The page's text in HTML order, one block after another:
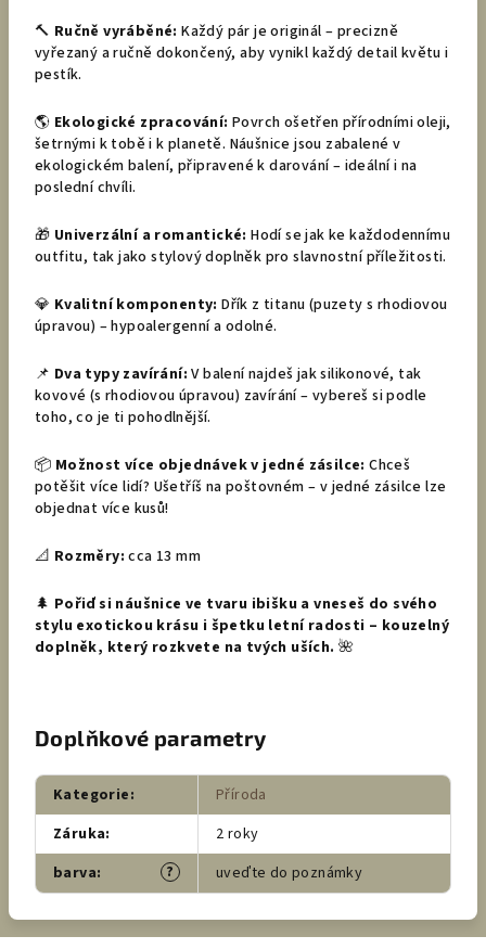
🔨 Ručně vyráběné: Každý pár je originál – precizně
vyřezaný a ručně dokončený, aby vynikl každý detail květu i
pestík.
🌎 Ekologické zpracování: Povrch ošetřen přírodními oleji,
šetrnými k tobě i k planetě. Náušnice jsou zabalené v
ekologickém balení, připravené k darování – ideální i na
poslední chvíli.
🎁 Univerzální a romantické: Hodí se jak ke každodennímu
outfitu, tak jako stylový doplněk pro slavnostní příležitosti.
💎 Kvalitní komponenty: Dřík z titanu (puzety s rhodiovou
úpravou) – hypoalergenní a odolné.
📌 Dva typy zavírání: V balení najdeš jak silikonové, tak
kovové (s rhodiovou úpravou) zavírání – vybereš si podle
toho, co je ti pohodlnější.
📦 Možnost více objednávek v jedné zásilce:Chceš
potěšit více lidí? Ušetříš na poštovném – v jedné zásilce lze
objednat více kusů!
📐 Rozměry: cca 13 mm
🌲 Pořiď si náušnice ve tvaru ibišku a vneseš do svého
stylu exotickou krásu i špetku letní radosti – kouzelný
doplněk, který rozkvete na tvých uších. 🌺
Doplňkové parametry
Kategorie:
Příroda
Záruka:
2 roky
?
barva: uveďte do poznámky